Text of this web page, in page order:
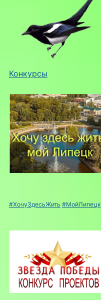
Конкурсы
#ХочуЗдесьЖить #МойЛипецк